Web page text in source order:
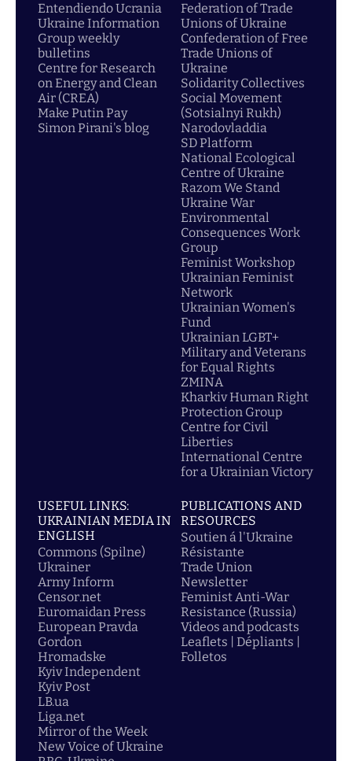
Entendiendo Ucrania
Ukraine Information
Group weekly
bulletins
Centre for Research
on Energy and Clean
Air (CREA)
Make Putin Pay
Simon Pirani's blog
Federation of Trade
Unions of Ukraine
Confederation of Free
Trade Unions of
Ukraine
Solidarity Collectives
Social Movement
(Sotsialnyi Rukh)
Narodovladdia
SD Platform
National Ecological
Centre of Ukraine
Razom We Stand
Ukraine War
Environmental
Consequences Work
Group
Feminist Workshop
Ukrainian Feminist
Network
Ukrainian Women's
Fund
Ukrainian LGBT+
Military and Veterans
for Equal Rights
ZMINA
Kharkiv Human Right
Protection Group
Centre for Civil
Liberties
International Centre
for a Ukrainian Victory
USEFUL LINKS:
UKRAINIAN MEDIA IN
ENGLISH
Commons (Spilne)
Ukrainer
Army Inform
Censor.net
Euromaidan Press
European Pravda
Gordon
Hromadske
Kyiv Independent
Kyiv Post
LB.ua
Liga.net
Mirror of the Week
New Voice of Ukraine
PUBLICATIONS AND
RESOURCES
Soutien á l'Ukraine
Résistante
Trade Union
Newsletter
Feminist Anti-War
Resistance (Russia)
Videos and podcasts
Leaflets | Dépliants |
Folletos